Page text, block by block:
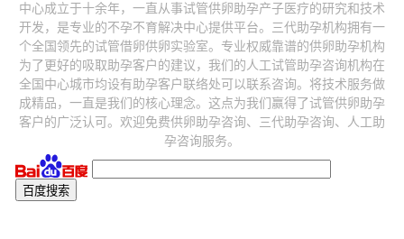
中心成立于十余年，一直从事试管供卵助孕产子医疗的研究和技术
开发，是专业的不孕不育解决中心提供平台。三代助孕机构拥有一
个全国领先的试管借卵供卵实验室。专业权威靠谱的供卵助孕机构
为了更好的吸取助孕客户的建议，我们的人工试管助孕咨询机构在
全国中心城市均设有助孕客户联络处可以联系咨询。将技术服务做
成精品，一直是我们的核心理念。这点为我们赢得了试管供卵助孕
客户的广泛认可。欢迎免费供卵助孕咨询、三代助孕咨询、人工助
孕咨询服务。